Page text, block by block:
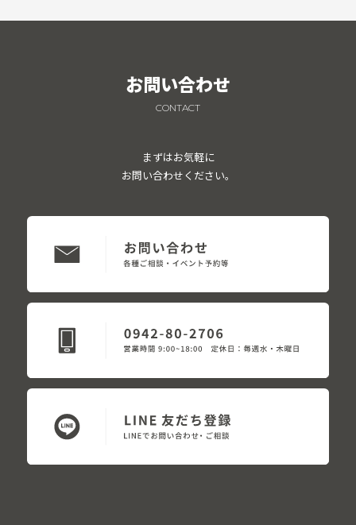
お問い合わせ
CONTACT
まずはお気軽に
お問い合わせください。